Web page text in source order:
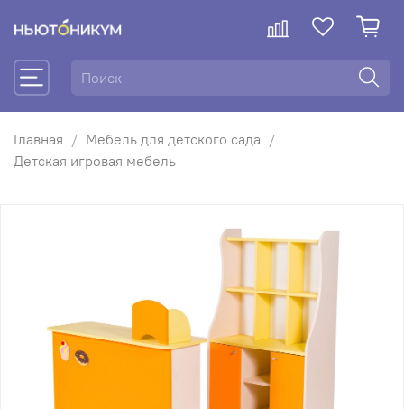
Главная
Мебель для детского сада
Детская игровая мебель